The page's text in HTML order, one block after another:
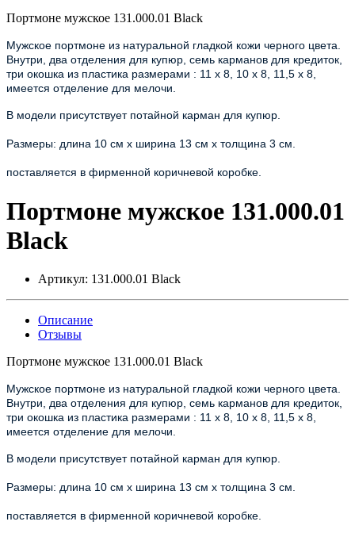
Портмоне мужское 131.000.01 Black
Мужское портмоне из натуральной гладкой кожи черного цвета.
Внутри, два отделения для купюр, семь карманов для кредиток,
три окошка из пластика размерами : 11 х 8, 10 х 8, 11,5 х 8,
имеется отделение для мелочи.
В модели присутствует потайной карман для купюр.
Размеры: длина 10 см х ширина 13 см х толщина 3 см.
поставляется в фирменной коричневой коробке.
Портмоне мужское 131.000.01
Black
Артикул: 131.000.01 Black
Описание
Отзывы
Портмоне мужское 131.000.01 Black
Мужское портмоне из натуральной гладкой кожи черного цвета.
Внутри, два отделения для купюр, семь карманов для кредиток,
три окошка из пластика размерами : 11 х 8, 10 х 8, 11,5 х 8,
имеется отделение для мелочи.
В модели присутствует потайной карман для купюр.
Размеры: длина 10 см х ширина 13 см х толщина 3 см.
поставляется в фирменной коричневой коробке.